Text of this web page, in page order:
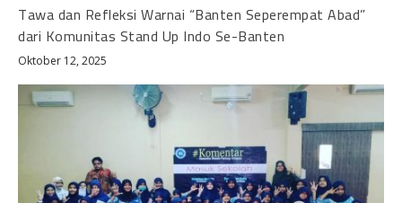
Tawa dan Refleksi Warnai “Banten Seperempat Abad”
dari Komunitas Stand Up Indo Se-Banten
Oktober 12, 2025